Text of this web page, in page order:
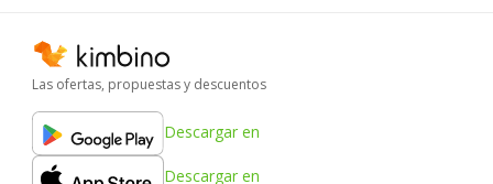
Las ofertas, propuestas y descuentos
Descargar en
Descargar en